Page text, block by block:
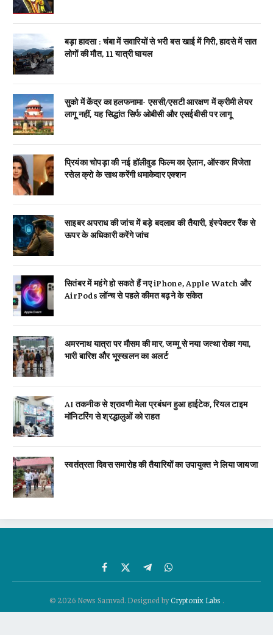
बड़ा हादसा : चंबा में सवारियों से भरी बस खाई में गिरी, हादसे में सात
लोगों की मौत, 11 यात्री घायल
सुको में केंद्र का हलफनामा- एससी/एसटी आरक्षण में क्रीमी लेयर
लागू नहीं, यह सिद्धांत सिर्फ ओबीसी और एसईबीसी पर लागू
प्रियंका चोपड़ा की नई हॉलीवुड फिल्म का ऐलान, ऑस्कर विजेता
रसेल क्रो के साथ करेंगी धमाकेदार एक्शन
साइबर अपराध की जांच में बड़े बदलाव की तैयारी, इंस्पेक्टर रैंक से
ऊपर के अधिकारी करेंगे जांच
सितंबर में महंगे हो सकते हैं नए iPhone, Apple Watch और
AirPods लॉन्च से पहले कीमत बढ़ने के संकेत
अमरनाथ यात्रा पर मौसम की मार, जम्मू से नया जत्था रोका गया,
भारी बारिश और भूस्खलन का अलर्ट
AI तकनीक से श्रावणी मेला प्रबंधन हुआ हाईटेक, रियल टाइम
मॉनिटरिंग से श्रद्धालुओं को राहत
स्वतंत्रता दिवस समारोह की तैयारियों का उपायुक्त ने लिया जायजा
Facebook
X
(Twitter)
TelegramWhatsApp
© 2026 News Samvad. Designed byCryptonix Labs .